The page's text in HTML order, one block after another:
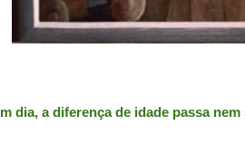
dia, a diferença de idade passa